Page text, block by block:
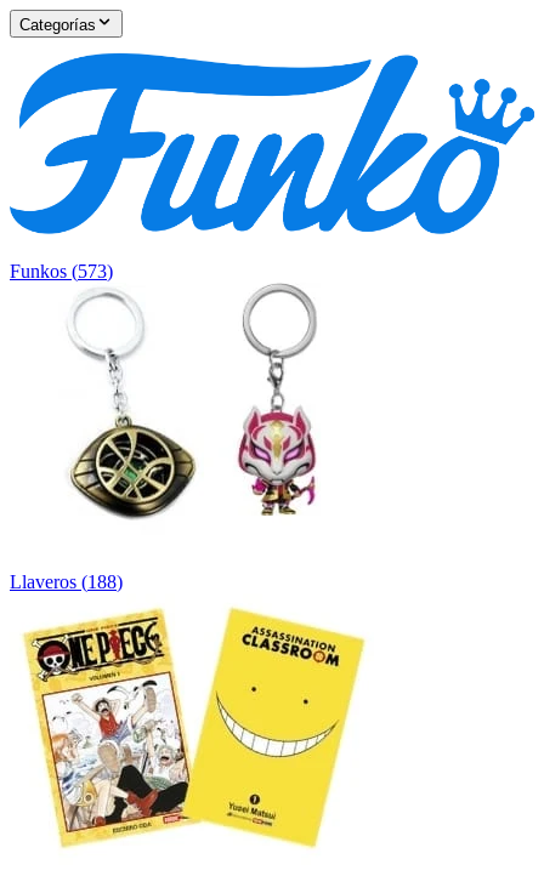
Categorías
Funkos (573)
Llaveros (188)